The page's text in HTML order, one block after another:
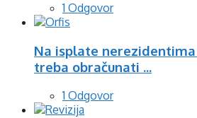
1 Odgovor
Na isplate nerezidentima
treba obračunati ...
1 Odgovor